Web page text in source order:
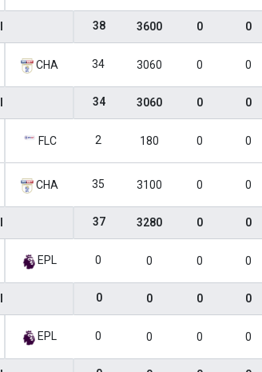
38 3600 0 0
CHA 34 3060 0 0
34 3060 0 0
FLC 2 180 0 0
CHA 35 3100 0 0
37 3280 0 0
EPL 0 0 0 0
0 0 0 0
EPL 0 0 0 0